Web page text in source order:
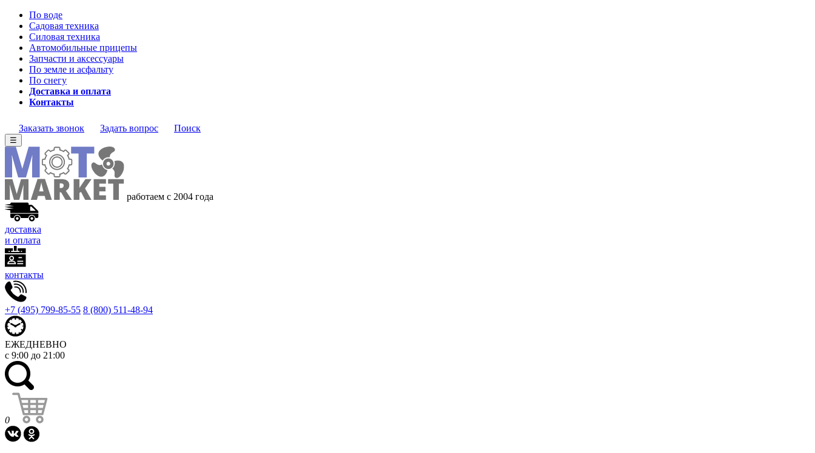
По воде
Садовая техника
Силовая техника
Автомобильные прицепы
Запчасти и аксессуары
По земле и асфальту
По снегу
Доставка и оплата
Контакты
Заказать звонок Задать вопрос Поиск
☰
работаем с 2004 года
доставка
и оплата
контакты
+7 (495) 799-85-55 8 (800) 511-48-94
ЕЖЕДНЕВНО
с 9:00 до 21:00
0